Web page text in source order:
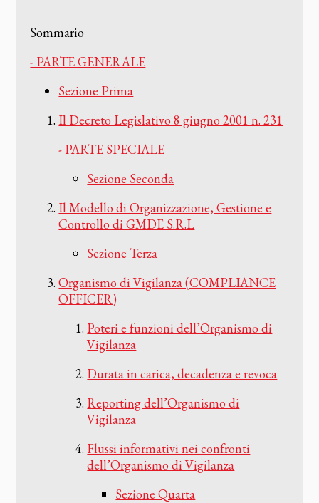
Sommario
- PARTE GENERALE
Sezione Prima
Il Decreto Legislativo 8 giugno 2001 n. 231
- PARTE SPECIALE
Sezione Seconda
Il Modello di Organizzazione, Gestione e
Controllo di GMDE S.R.L
Sezione Terza
Organismo di Vigilanza (COMPLIANCE
OFFICER)
Poteri e funzioni dell’Organismo di
Vigilanza
Durata in carica, decadenza e revoca
Reporting dell’Organismo di
Vigilanza
Flussi informativi nei confronti
dell’Organismo di Vigilanza
Sezione Quarta